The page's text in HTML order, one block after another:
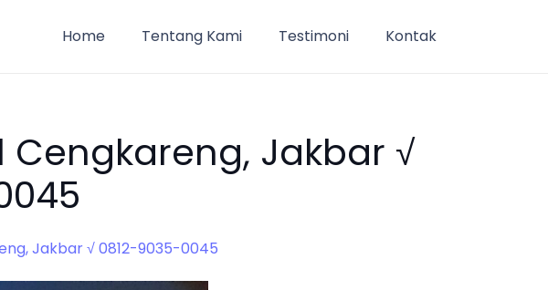
Home Tentang Kami Testimoni Kontak
Jakbar √
Jakbar √ 0812-9035-0045